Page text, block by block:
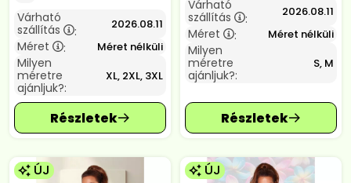
Várható
szállítás
: 2026.08.11
Méret : Méret nélküli
Milyen
méretre
ajánljuk?:
XL, 2XL, 3XL
Várható
szállítás
: 2026.08.11
Méret : Méret nélküli
Milyen
méretre
ajánljuk?:
S, M
ÚJ ÚJ